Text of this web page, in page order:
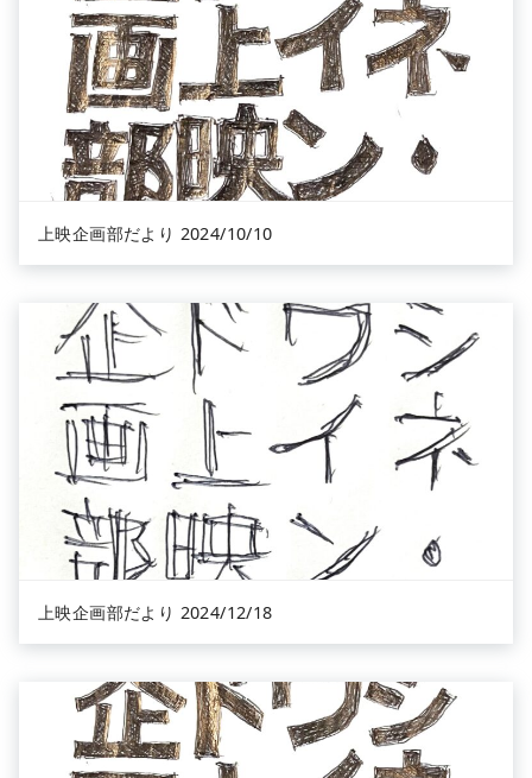
上映企画部だより 2024/10/10
上映企画部だより 2024/12/18